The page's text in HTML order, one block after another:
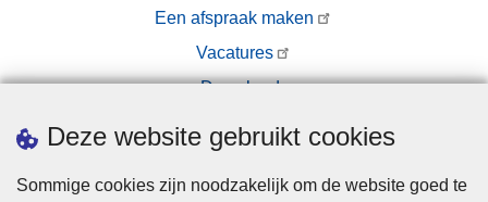
Deze website gebruikt cookies
Sommige cookies zijn noodzakelijk om de website goed te
Een afspraak maken
Vacatures
Downloads
Pers